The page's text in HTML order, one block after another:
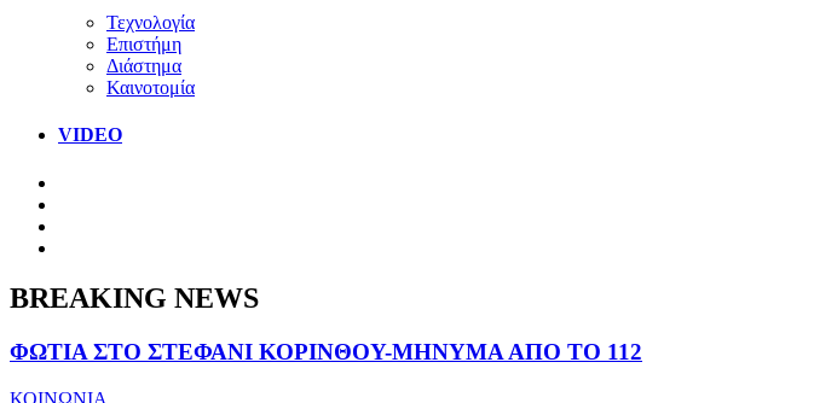
Τεχνολογία
Επιστήμη
Διάστημα
Καινοτομία
VIDEO
BREAKING NEWS
ΦΩΤΙΑ ΣΤΟ ΣΤΕΦΑΝΙ ΚΟΡΙΝΘΟΥ-ΜΗΝΥΜΑ ΑΠΟ ΤΟ 112
ΚΟΙΝΩΝΙΑ